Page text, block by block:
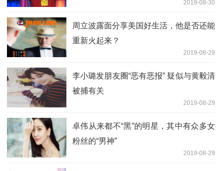
2019-08-30
周立波露面分享美国好生活，他是否还能
重新火起来？
2019-08-29
李小璐发朋友圈“恶有恶报” 疑似与黄毅清
被捕有关
2019-08-29
卓伟从来都不“黑”的明星，其中有众多女
粉丝的“男神”
2019-08-29